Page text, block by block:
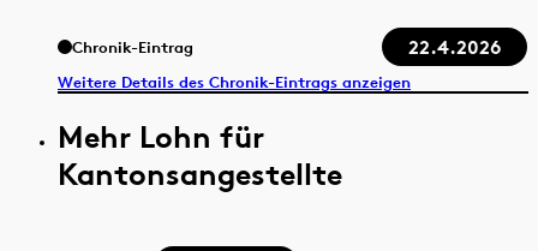
Chronik-Eintrag 22.4.2026
Weitere Details des Chronik-Eintrags anzeigen
Mehr Lohn für
Kantonsangestellte